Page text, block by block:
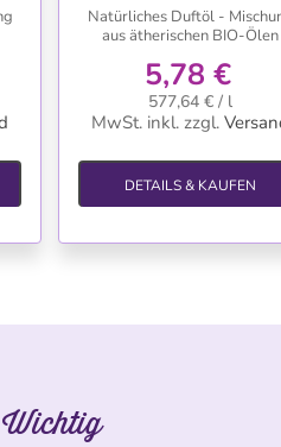
Natürliches Duftöl -
aus ätherischen BIO-Ölen
5,78 €
577,64 € / l
MwSt. inkl. zzgl.
DETAILS & KAUFEN
Wichtig